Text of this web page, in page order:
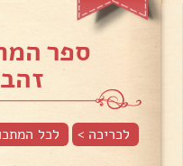
ספר
לכריכה > לכל